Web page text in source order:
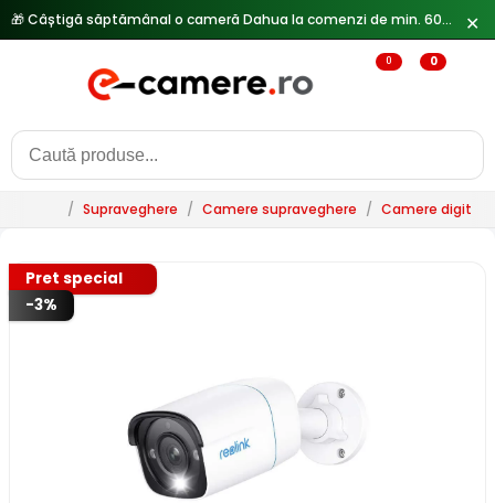
✕
0 0
/ Supraveghere / Camere supraveghere / Camere digitale
Pret special
-3%